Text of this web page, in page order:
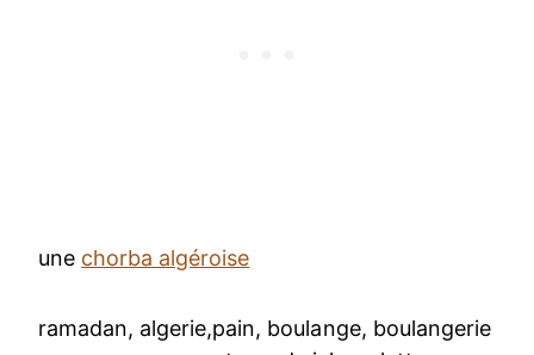
une chorba algéroise
ramadan, algerie,pain, boulange, boulangerie